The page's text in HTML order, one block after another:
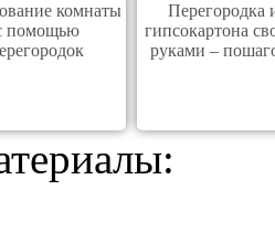
комнаты
помощью
Перегородка
гипсокартона
руками –